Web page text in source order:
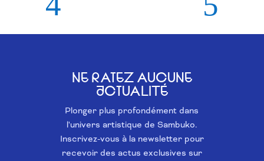
NE RATEZ AUCUNE
ACTUALITÉ
Plonger plus profondément dans
l'univers artistique de Sambuko.
Inscrivez-vous à la newsletter pour
recevoir des actus exclusives sur